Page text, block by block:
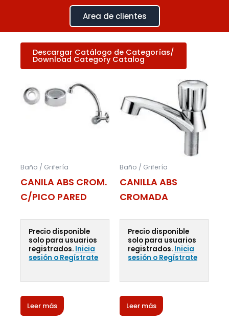
contenido
Area de clientes
Download Category Catalog
Baño / Grifería
CANILA ABS CROM.
C/PICO PARED
Precio disponible
solo para usuarios
registrados. Inicia
sesión o Regístrate
Leer más
Baño / Grifería
CANILLA ABS
CROMADA
Precio disponible
solo para usuarios
registrados. Inicia
sesión o Regístrate
Leer más